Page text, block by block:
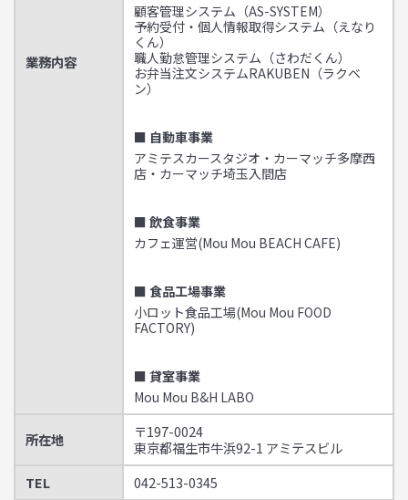
業務内容
顧客管理システム（AS-SYSTEM）
予約受付・個人情報取得システム（えなり
くん）
職人勤怠管理システム（さわだくん）
お弁当注文システムRAKUBEN（ラクベ
ン）
■ 自動車事業
アミテスカースタジオ・カーマッチ多摩西
店・カーマッチ埼玉入間店
■ 飲食事業
カフェ運営(Mou Mou BEACH CAFE)
■ 食品工場事業
小ロット食品工場(Mou Mou FOOD
FACTORY)
■ 貸室事業
Mou Mou B&H LABO
所在地
〒197-0024
東京都福生市牛浜92-1 アミテスビル
TEL
042-513-0345